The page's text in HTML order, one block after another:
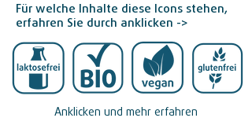
Für welche Inhalte diese Icons stehen,
erfahren Sie durch anklicken ->
Anklicken und mehr erfahren